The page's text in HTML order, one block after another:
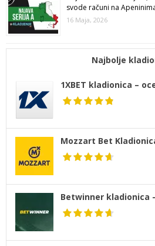
svode računi na
16 Maja, 2026
Najbolje
1XBET kladionica –
Mozzart Bet
Betwinner kladionica